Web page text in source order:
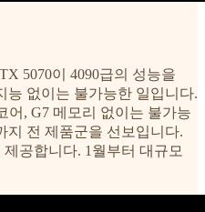
5070이 4090급의 성능을
능 없이는 불가능한 일입니다.
어, G7 메모리 없이는 불가능
지 전 제품군을 선보입니다.
제공합니다. 1월부터 대규모